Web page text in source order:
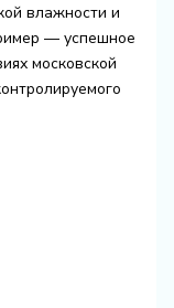
влажности и
— успешное
московской